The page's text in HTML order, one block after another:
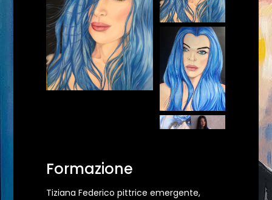
Formazione
Tiziana Federico pittrice emergente,